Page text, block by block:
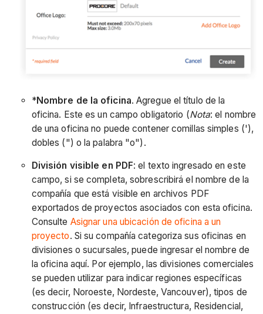
*Nombre de la oficina. Agregue el título de la
oficina. Este es un campo obligatorio (Nota: el nombre
de una oficina no puede contener comillas simples ('),
dobles (") o la palabra "o").
División visible en PDF: el texto ingresado en este
campo, si se completa, sobrescribirá el nombre de la
compañía que está visible en archivos PDF
exportados de proyectos asociados con esta oficina.
Consulte Asignar una ubicación de oficina a un
proyecto. Si su compañía categoriza sus oficinas en
divisiones o sucursales, puede ingresar el nombre de
la oficina aquí. Por ejemplo, las divisiones comerciales
se pueden utilizar para indicar regiones específicas
(es decir, Noroeste, Nordeste, Vancouver), tipos de
construcción (es decir, Infraestructura, Residencial,